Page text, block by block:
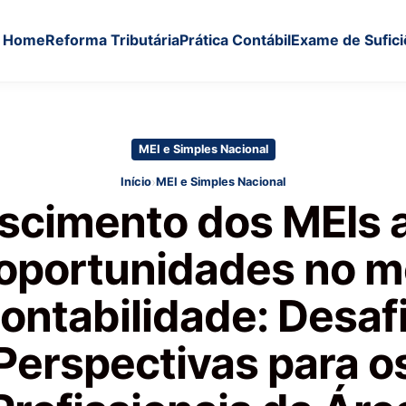
HomeReforma TributáriaPrática ContábilExame de
MEI e Simples Nacional
Início›MEI e Simples Nacional
dos MEIs
no
para